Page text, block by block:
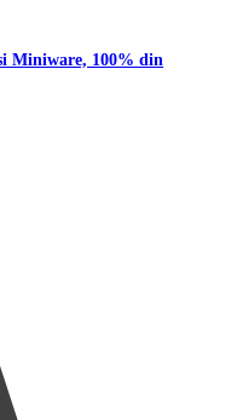
Miniware, 100% din